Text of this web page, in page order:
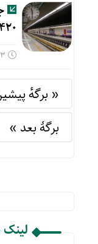
13 مهر 1398
« برگه‌ٔ
برگهٔ بعد »